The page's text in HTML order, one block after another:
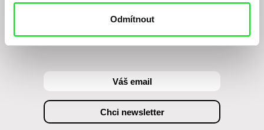
Odmítnout
Chcete být pravidelně informováni o novinkách v
junior programu?